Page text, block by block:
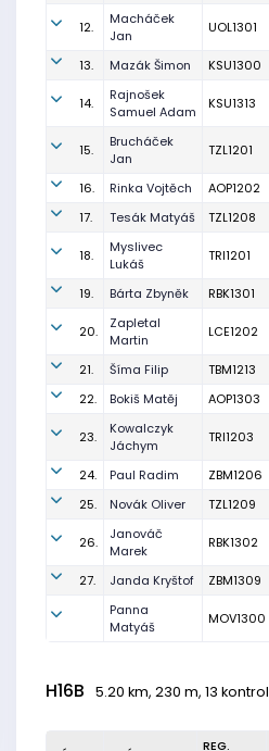
12.
Macháček
Jan
UOL1301
13. Mazák Šimon KSU1300
14.
Rajnošek
Samuel Adam
KSU1313
15.
Brucháček
Jan
TZL1201
16. Rinka Vojtěch AOP1202
17.
Tesák Matyáš TZL1208
18.
Myslivec
Lukáš
TRI1201
19. Bárta Zbyněk RBK1301
20.
Zapletal
Martin
LCE1202
21. Šíma Filip TBM1213
22.
Bokiš Matěj AOP1303
23.
Kowalczyk
Jáchym
TRI1203
24. Paul Radim ZBM1206
25.
Novák Oliver TZL1209
26.
Janováč
Marek
RBK1302
27. Janda Kryštof ZBM1309
Panna
Matyáš
MOV1300
H16B 5.20 km, 230 m, 13 kontrol
REG.